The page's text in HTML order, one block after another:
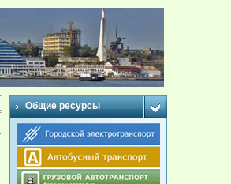
Общие ресурсы